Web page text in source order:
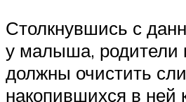
Столкнувшись с
у малыша, родители
должны очистить
накопившихся в ней